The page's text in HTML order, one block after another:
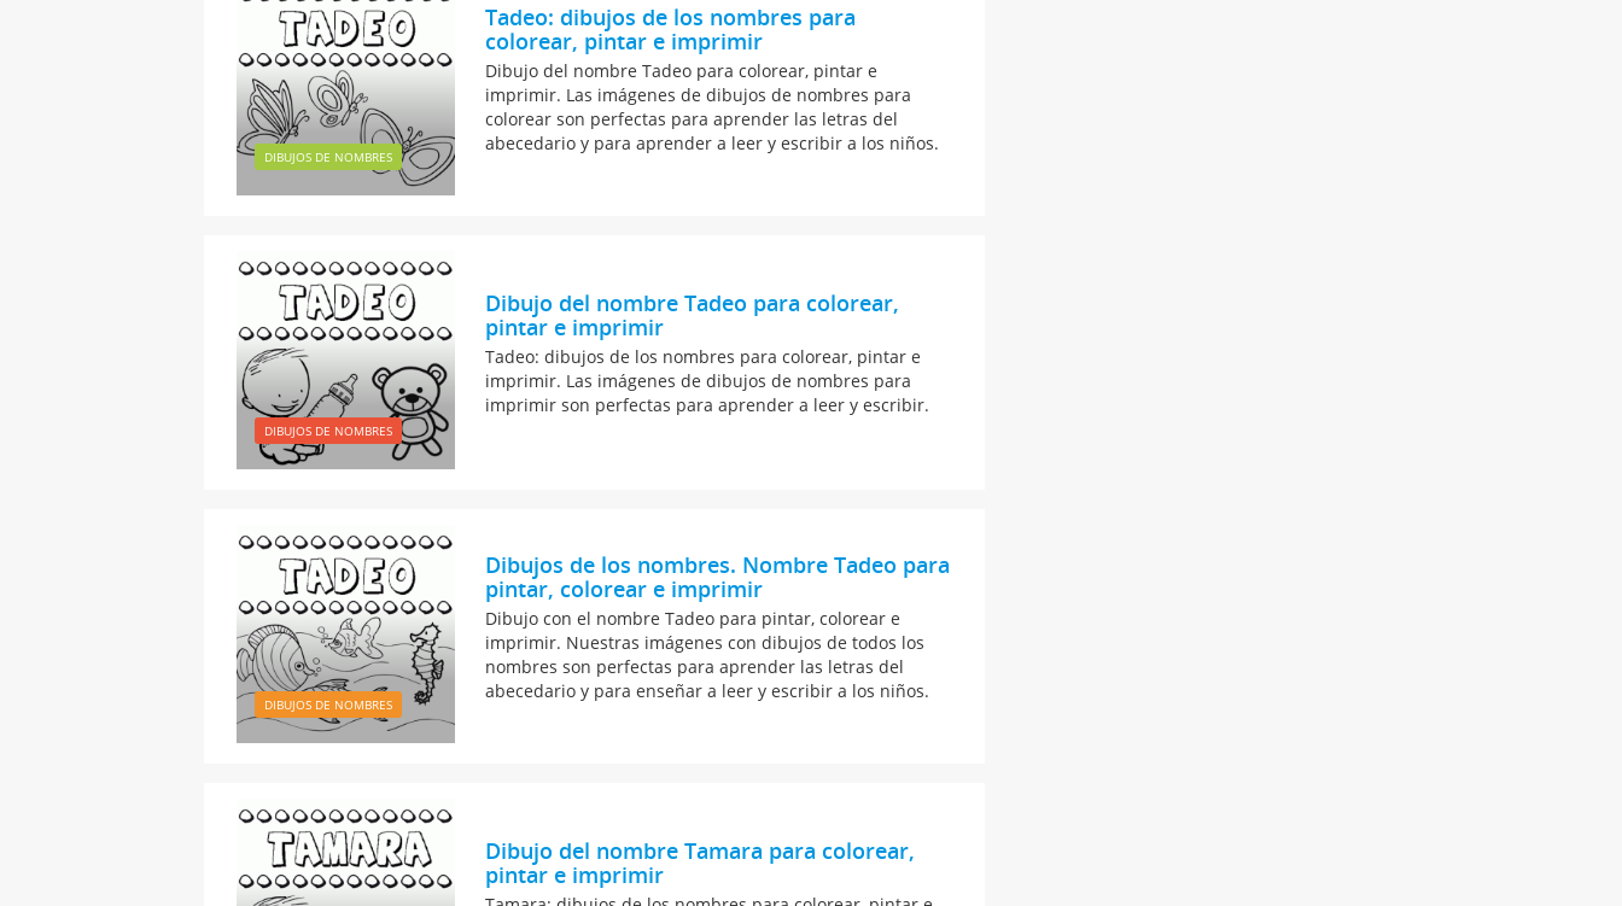
DIBUJOS DE NOMBRES
Tadeo: dibujos de los nombres para
colorear, pintar e imprimir
Dibujo del nombre Tadeo para colorear, pintar e
imprimir. Las imágenes de dibujos de nombres para
colorear son perfectas para aprender las letras del
abecedario y para aprender a leer y escribir a los niños.
DIBUJOS DE NOMBRES
Dibujo del nombre Tadeo para colorear,
pintar e imprimir
Tadeo: dibujos de los nombres para colorear, pintar e
imprimir. Las imágenes de dibujos de nombres para
imprimir son perfectas para aprender a leer y escribir.
DIBUJOS DE NOMBRES
Dibujos de los nombres. Nombre Tadeo para
pintar, colorear e imprimir
Dibujo con el nombre Tadeo para pintar, colorear e
imprimir. Nuestras imágenes con dibujos de todos los
nombres son perfectas para aprender las letras del
abecedario y para enseñar a leer y escribir a los niños.
Dibujo del nombre Tamara para colorear,
pintar e imprimir